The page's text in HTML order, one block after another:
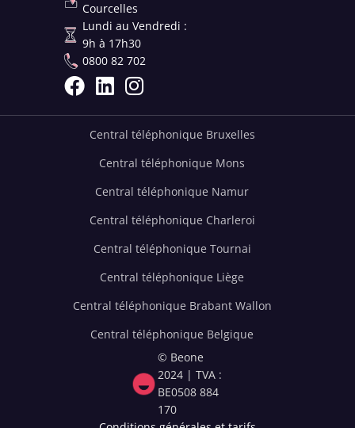
Courcelles
Lundi au Vendredi :
9h à 17h30
0800 82 702
  
Central téléphonique Bruxelles
Central téléphonique Mons
Central téléphonique Namur
Central téléphonique Charleroi
Central téléphonique Tournai
Central téléphonique Liège
Central téléphonique Brabant Wallon
Central téléphonique Belgique
© Beone
2024 | TVA :
BE0508 884
170